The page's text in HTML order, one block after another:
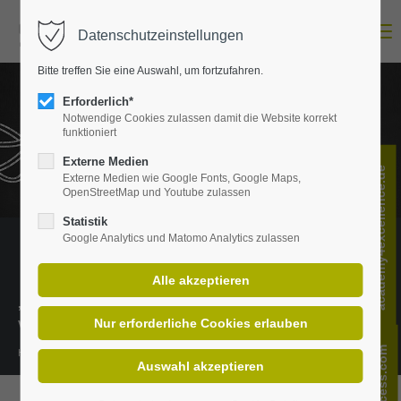
Login
Passwort
Anmelden
Lost your password?
Support
Lorem ipsum dolor sit amet:
„Wissen ist das richtige Verständnis
von Informationen.“
Henning Mankell
academy4excellence.de
Datenschutzeinstellungen
Bitte treffen Sie eine Auswahl, um fortzufahren.
Erforderlich*
Notwendige Cookies zulassen damit die Website korrekt
funktioniert
Externe Medien
Externe Medien wie Google Fonts, Google Maps,
OpenStreetMap und Youtube zulassen
Statistik
Google Analytics und Matomo Analytics zulassen